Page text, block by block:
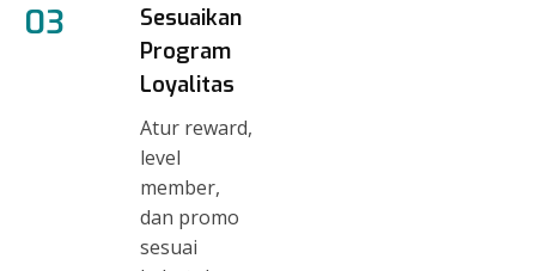
03
Sesuaikan
Program
Loyalitas
Atur reward,
level
member,
dan promo
sesuai